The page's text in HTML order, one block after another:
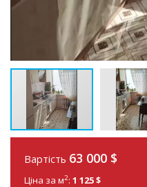
Вартість 63 000 $
Ціна за м2: 1 125 $